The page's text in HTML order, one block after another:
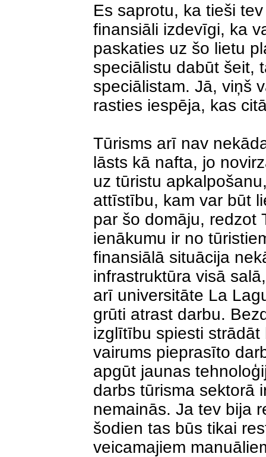
Es saprotu, ka tieši
finansiāli izdevīgi, ka
paskaties uz šo lietu
speciālistu dabūt šeit,
speciālistam. Jā, viņš
rasties iespēja, kas
Tūrisms arī nav
lāsts kā nafta, jo
uz tūristu
attīstību, kam var būt
par šo domāju, redzot
ienākumu ir no
finansiālā situācija
infrastruktūra visā
arī universitāte La
grūti atrast darbu.
izglītību spiesti
vairums pieprasīto
apgūt jaunas
darbs tūrisma sektorā
nemainās. Ja tev bija
šodien tas būs tikai
veicamajiem